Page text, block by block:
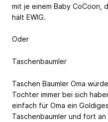
mit je einem Baby CoCoon,
hält EWIG.
Oder
Taschenbaumler
Taschen Baumler Oma
Tochter immer bei sich
einfach für Oma ein
Taschenbaumler und fort